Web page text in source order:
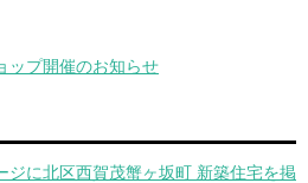
ップ開催のお知らせ
ジに北区西賀茂蟹ヶ坂町 新築住宅を掲